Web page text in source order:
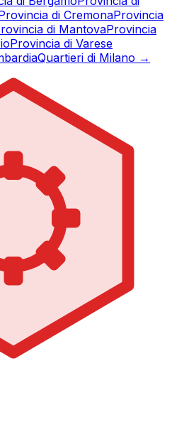
di CremonaProvincia
di MantovaProvincia
Provincia di Varese
Quartieri di Milano →